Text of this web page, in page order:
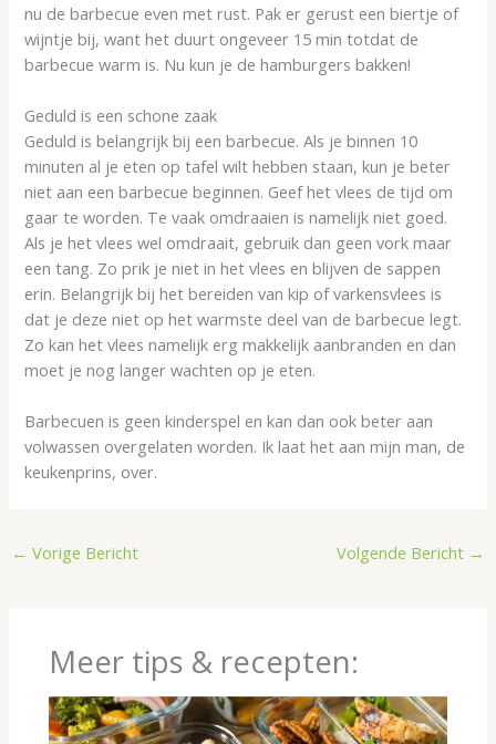
nu de barbecue even met rust. Pak er gerust een biertje of
wijntje bij, want het duurt ongeveer 15 min totdat de
barbecue warm is. Nu kun je de hamburgers bakken!
Geduld is een schone zaak
Geduld is belangrijk bij een barbecue. Als je binnen 10
minuten al je eten op tafel wilt hebben staan, kun je beter
niet aan een barbecue beginnen. Geef het vlees de tijd om
gaar te worden. Te vaak omdraaien is namelijk niet goed.
Als je het vlees wel omdraait, gebruik dan geen vork maar
een tang. Zo prik je niet in het vlees en blijven de sappen
erin. Belangrijk bij het bereiden van kip of varkensvlees is
dat je deze niet op het warmste deel van de barbecue legt.
Zo kan het vlees namelijk erg makkelijk aanbranden en dan
moet je nog langer wachten op je eten.
Barbecuen is geen kinderspel en kan dan ook beter aan
volwassen overgelaten worden. Ik laat het aan mijn man, de
keukenprins, over.
← Vorige Bericht Volgende Bericht →
Meer tips & recepten: